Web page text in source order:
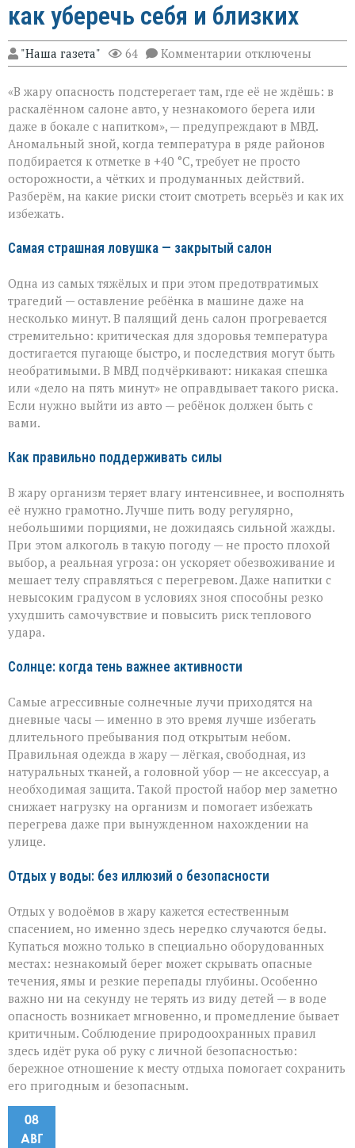
как уберечь себя и близких
"Наша газета" 64 Комментарии к
записи
не
прощает
легкомыслия»:
МВД — о
том,
как
уберечь
себя
и
отключены
«В жару опасность подстерегает там, где её не ждёшь: в
раскалённом салоне авто, у незнакомого берега или
даже в бокале с напитком», — предупреждают в МВД.
Аномальный зной, когда температура в ряде районов
подбирается к отметке в +40 °C, требует не просто
осторожности, а чётких и продуманных действий.
Разберём, на какие риски стоит смотреть всерьёз и как их
избежать.
Самая страшная ловушка — закрытый салон
Одна из самых тяжёлых и при этом предотвратимых
трагедий — оставление ребёнка в машине даже на
несколько минут. В палящий день салон прогревается
стремительно: критическая для здоровья температура
достигается пугающе быстро, и последствия могут быть
необратимыми. В МВД подчёркивают: никакая спешка
или «дело на пять минут» не оправдывает такого риска.
Если нужно выйти из авто — ребёнок должен быть с
вами.
Как правильно поддерживать силы
В жару организм теряет влагу интенсивнее, и восполнять
её нужно грамотно. Лучше пить воду регулярно,
небольшими порциями, не дожидаясь сильной жажды.
При этом алкоголь в такую погоду — не просто плохой
выбор, а реальная угроза: он ускоряет обезвоживание и
мешает телу справляться с перегревом. Даже напитки с
невысоким градусом в условиях зноя способны резко
ухудшить самочувствие и повысить риск теплового
удара.
Солнце: когда тень важнее активности
Самые агрессивные солнечные лучи приходятся на
дневные часы — именно в это время лучше избегать
длительного пребывания под открытым небом.
Правильная одежда в жару — лёгкая, свободная, из
натуральных тканей, а головной убор — не аксессуар, а
необходимая защита. Такой простой набор мер заметно
снижает нагрузку на организм и помогает избежать
перегрева даже при вынужденном нахождении на
улице.
Отдых у воды: без иллюзий о безопасности
Отдых у водоёмов в жару кажется естественным
спасением, но именно здесь нередко случаются беды.
Купаться можно только в специально оборудованных
местах: незнакомый берег может скрывать опасные
течения, ямы и резкие перепады глубины. Особенно
важно ни на секунду не терять из виду детей — в воде
опасность возникает мгновенно, и промедление бывает
критичным. Соблюдение природоохранных правил
здесь идёт рука об руку с личной безопасностью:
бережное отношение к месту отдыха помогает сохранить
его пригодным и безопасным.
08
АВГ